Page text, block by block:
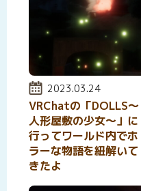
投稿日:
2023.03.24
VRChatの「DOLLS～
人形屋敷の少女～」に
行ってワールド内でホ
ラーな物語を紐解いて
きたよ